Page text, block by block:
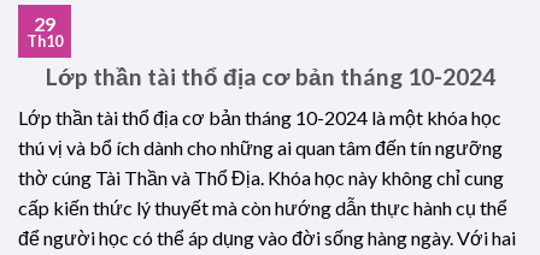
29
Th10
Lớp thần tài thổ địa cơ bản tháng 10-2024
Lớp thần tài thổ địa cơ bản tháng 10-2024 là một khóa học
thú vị và bổ ích dành cho những ai quan tâm đến tín ngưỡng
thờ cúng Tài Thần và Thổ Địa. Khóa học này không chỉ cung
cấp kiến thức lý thuyết mà còn hướng dẫn thực hành cụ thể
để người học có thể áp dụng vào đời sống hàng ngày. Với hai